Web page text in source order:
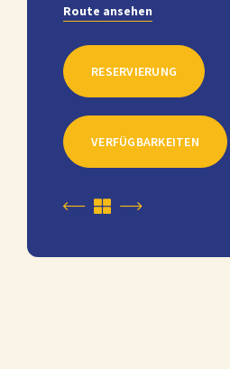
Route ansehen
RESERVIERUNG
VERFÜGBARKEITEN